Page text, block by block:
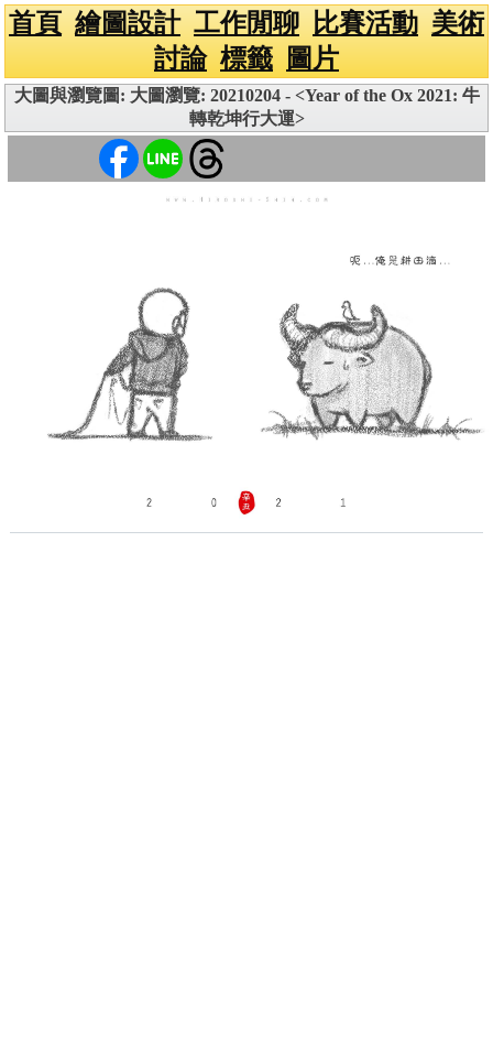
首頁 繪圖設計 工作閒聊 比賽活動 美術
討論 標籤 圖片
大圖與瀏覽圖: 大圖瀏覽: 20210204 - <Year of the Ox 2021: 牛
轉乾坤行大運>